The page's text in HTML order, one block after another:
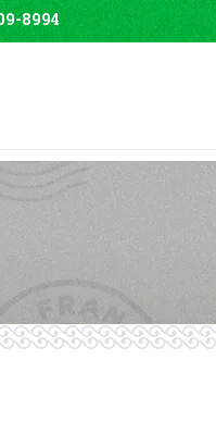
8994